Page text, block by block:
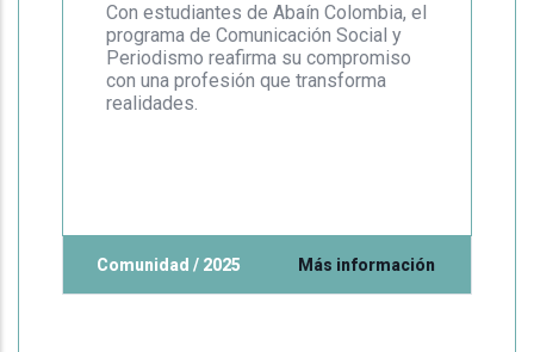
Con estudiantes de Abaín Colombia, el
programa de Comunicación Social y
Periodismo reafirma su compromiso
con una profesión que transforma
realidades.
Comunidad / 2025 Más información